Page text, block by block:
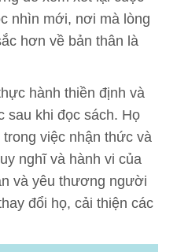
nhìn mới, nơi mà lòng
hơn về bản thân là
hành thiền định và
sau khi đọc sách. Họ
việc nhận thức và
nghĩ và hành vi của
và yêu thương người
đổi họ, cải thiện các